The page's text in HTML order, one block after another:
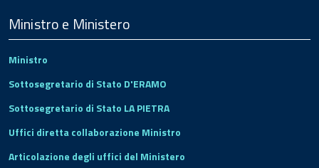
Footer
Ministro e Ministero
Ministro
Sottosegretario di Stato D'ERAMO
Sottosegretario di Stato LA PIETRA
Uffici diretta collaborazione Ministro
Articolazione degli uffici del Ministero